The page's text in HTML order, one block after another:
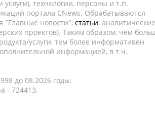
технологии, персоны и т.п.
портала CNews. Обрабатываются
"Главные новости", статьи, аналитические
проектов). Таким образом, чем
услуги, тем более информативен
информацией, в т.ч.
до 08.2026 годы.
- 724413.